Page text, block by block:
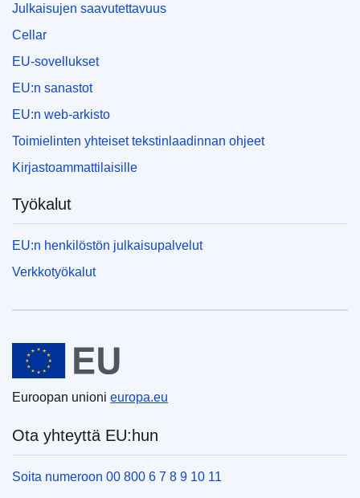
EDITION : 61c55404-22cf-11ed-8fa0-01aa75ed71a1
EDITION : b92bbb72-140b-11ed-8fa0-01aa75ed71a1
EDITION : 65d4436e-f2eb-11ee-8e14-01aa75ed71a1
EDITION : 4fdabdaa-2d9f-11ef-a61b-01aa75ed71a1
EDITION : c3e029a3-d24c-11ef-be2a-01aa75ed71a1
EDITION : 18026aca-0433-11f0-9503-01aa75ed71a1
EDITION : 908cda85-4159-11f0-b9f2-01aa75ed71a1
Julkaisujen saavutettavuus
Cellar
EU-sovellukset
EU:n sanastot
EU:n web-arkisto
Toimielinten yhteiset tekstinlaadinnan ohjeet
Kirjastoammattilaisille
Työkalut
EU:n henkilöstön julkaisupalvelut
Verkkotyökalut
Euroopan unioni
Euroopan unioni europa.eu
Ota yhteyttä EU:hun
Soita numeroon 00 800 6 7 8 9 10 11